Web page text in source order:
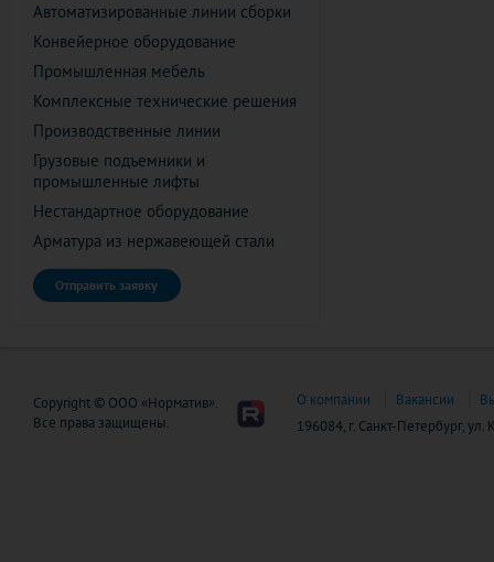
Автоматизированные линии сборки
Конвейерное оборудование
Промышленная мебель
Комплексные технические решения
Производственные линии
Грузовые подъемники и
промышленные лифты
Нестандартное оборудование
Арматура из нержавеющей стали
Отправить заявку
Copyright © ООО «Норматив».
Все права защищены.
О компании Вакансии
196084, г. Санкт-Петербург,